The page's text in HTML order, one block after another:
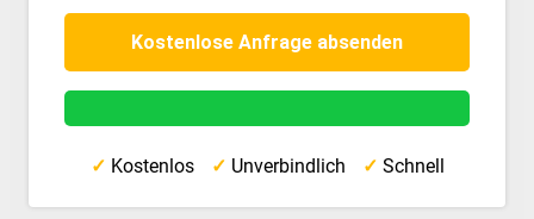
✓ Kostenlos ✓ Unverbindlich ✓ Schnell